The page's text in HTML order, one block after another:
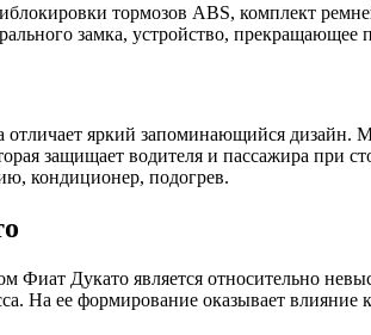
тормозов ABS, комплект
замка, устройство,
яркий запоминающийся дизайн.
защищает водителя и пассажира при
кондиционер, подогрев.
Дукато является относительно
На ее формирование оказывает